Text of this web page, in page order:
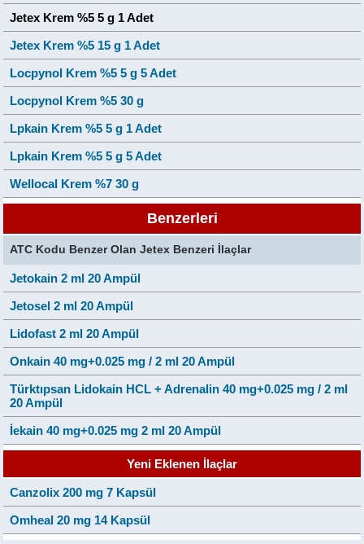
Jetex Krem %5 5 g 1 Adet
Jetex Krem %5 15 g 1 Adet
Locpynol Krem %5 5 g 5 Adet
Locpynol Krem %5 30 g
Lpkain Krem %5 5 g 1 Adet
Lpkain Krem %5 5 g 5 Adet
Wellocal Krem %7 30 g
Benzerleri
ATC Kodu Benzer Olan Jetex Benzeri İlaçlar
Jetokain 2 ml 20 Ampül
Jetosel 2 ml 20 Ampül
Lidofast 2 ml 20 Ampül
Onkain 40 mg+0.025 mg / 2 ml 20 Ampül
Türktıpsan Lidokain HCL + Adrenalin 40 mg+0.025 mg / 2 ml
20 Ampül
İekain 40 mg+0.025 mg 2 ml 20 Ampül
Yeni Eklenen İlaçlar
Canzolix 200 mg 7 Kapsül
Omheal 20 mg 14 Kapsül